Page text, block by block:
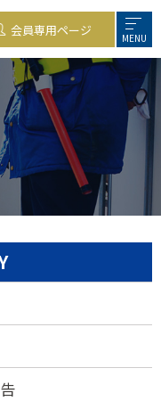
会員専用ページ MENU